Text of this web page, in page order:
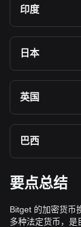
印度
日本
英国
巴西
要点总结
Bitget 的加密货币
多种法定货币，是